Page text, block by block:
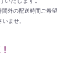
外の配送時間ご希望
ませ。